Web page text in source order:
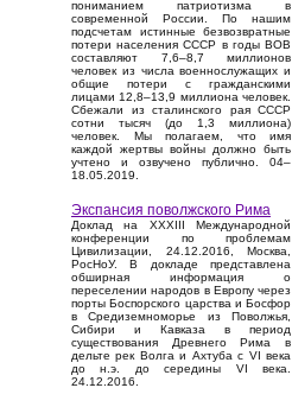
пониманием патриотизма в
современной России. По нашим
подсчетам истинные безвозвратные
потери населения СССР в годы ВОВ
составляют 7,6–8,7 миллионов
человек из числа военнослужащих и
общие потери с гражданскими
лицами 12,8–13,9 миллиона человек.
Сбежали из сталинского рая СССР
сотни тысяч (до 1,3 миллиона)
человек. Мы полагаем, что имя
каждой жертвы войны должно быть
учтено и озвучено публично. 04–
18.05.2019.
Экспансия поволжского Рима
Доклад на XXXIII Международной
конференции по проблемам
Цивилизации, 24.12.2016, Москва,
РосНоУ. В докладе представлена
обширная информация о
переселении народов в Европу через
порты Боспорского царства и Босфор
в Средиземноморье из Поволжья,
Сибири и Кавказа в период
существования Древнего Рима в
дельте рек Волга и Ахтуба с VI века
до н.э. до середины VI века.
24.12.2016.